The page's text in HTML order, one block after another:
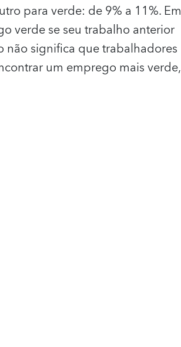
para verde: de 9% a 11%. Em
verde se seu trabalho anterior
não significa que trabalhadores
um emprego mais verde,